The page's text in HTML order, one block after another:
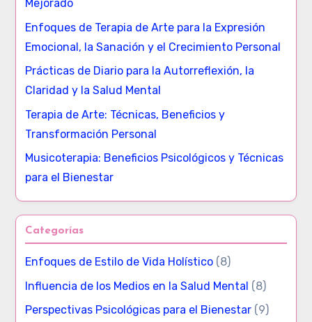
Mejorado
Enfoques de Terapia de Arte para la Expresión
Emocional, la Sanación y el Crecimiento Personal
Prácticas de Diario para la Autorreflexión, la
Claridad y la Salud Mental
Terapia de Arte: Técnicas, Beneficios y
Transformación Personal
Musicoterapia: Beneficios Psicológicos y Técnicas
para el Bienestar
Categorías
Enfoques de Estilo de Vida Holístico (8)
Influencia de los Medios en la Salud Mental (8)
Perspectivas Psicológicas para el Bienestar (9)